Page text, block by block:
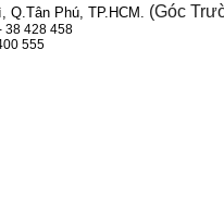
Q.Tân Phú, TP.HCM. (Góc
38 428 458
555